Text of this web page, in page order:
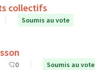
collectifs
Soumis au vote
0 Soumis au vote